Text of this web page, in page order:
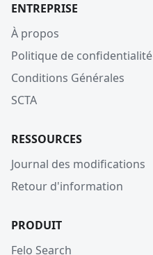
ENTREPRISE
À propos
Politique de confidentialité
Conditions Générales
SCTA
RESSOURCES
Journal des modifications
Retour d'information
PRODUIT
Felo Search